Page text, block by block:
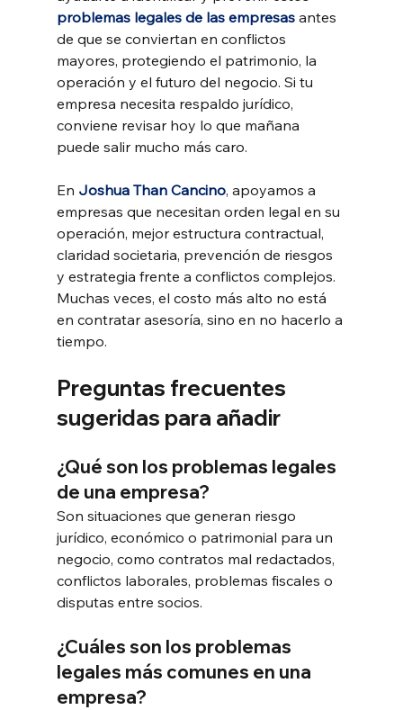
problemas legales de las empresas antes
de que se conviertan en conflictos
mayores, protegiendo el patrimonio, la
operación y el futuro del negocio. Si tu
empresa necesita respaldo jurídico,
conviene revisar hoy lo que mañana
puede salir mucho más caro.
En Joshua Than Cancino, apoyamos a
empresas que necesitan orden legal en su
operación, mejor estructura contractual,
claridad societaria, prevención de riesgos
y estrategia frente a conflictos complejos.
Muchas veces, el costo más alto no está
en contratar asesoría, sino en no hacerlo a
tiempo.
Preguntas frecuentes
sugeridas para añadir
¿Qué son los problemas legales
de una empresa?
Son situaciones que generan riesgo
jurídico, económico o patrimonial para un
negocio, como contratos mal redactados,
conflictos laborales, problemas fiscales o
disputas entre socios.
¿Cuáles son los problemas
legales más comunes en una
empresa?